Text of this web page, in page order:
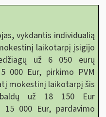
vykdantis individualią
laikotarpį įsigijo
už 6 050 eurų
000 Eur, pirkimo PVM
mokestinį laikotarpį šis
už 18 150 Eur
000 Eur, pardavimo